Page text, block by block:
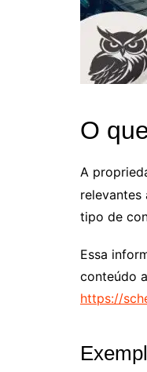
O
A
tipo de
Essa
conteúdo
https://